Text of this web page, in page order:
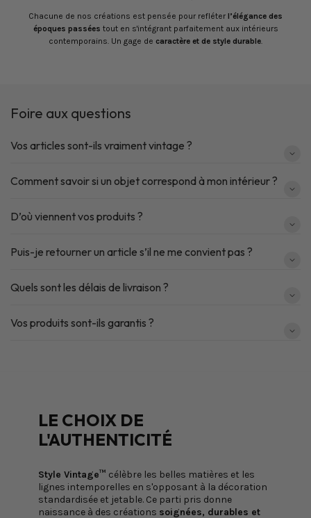
Chacune de nos créations est pensée pour refléter l’élégance des
époques passées tout en s'intégrant parfaitement aux intérieurs
contemporains. Un gage de caractère et de style durable
Foire aux questions
Vos articles sont-ils vraiment vintage ?
Comment savoir si un objet correspond à mon intérieur ?
D’où viennent vos produits ?
Puis-je retourner un article s’il ne me convient pas ?
Quels sont les délais de livraison ?
Vos produits sont-ils garantis ?
LE CHOIX DE
L'AUTHENTICITÉ
Style Vintage™ célèbre les belles matières et les
lignes intemporelles en s'opposant à la décoration
standardisée et jetable. Ce parti pris donne
naissance à des créations soignées, durables et